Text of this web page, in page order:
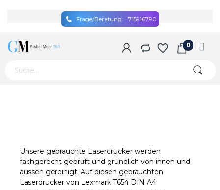
Frage/Beratung: 715916790
Unsere gebrauchte Laserdrucker werden
fachgerecht geprüft und gründlich von innen und
aussen gereinigt. Auf diesen gebrauchten
Laserdrucker von Lexmark T654 DIN A4